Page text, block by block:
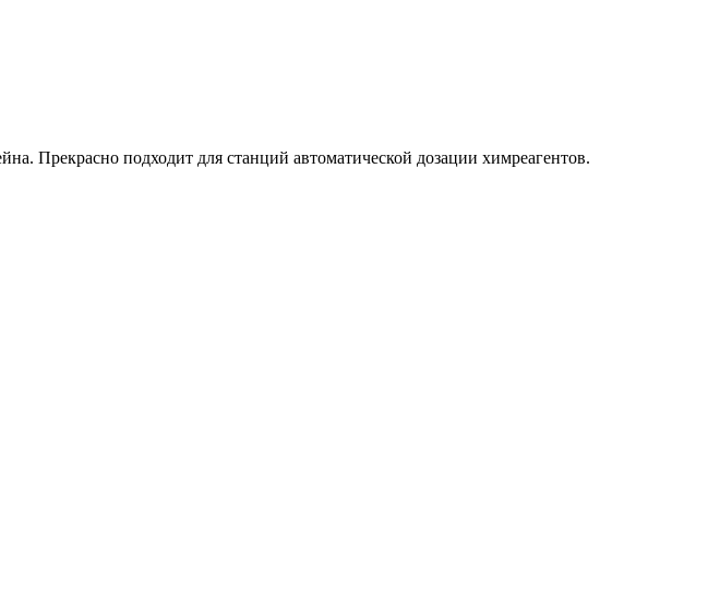
Прекрасно подходит для станций автоматической дозации химреагентов.